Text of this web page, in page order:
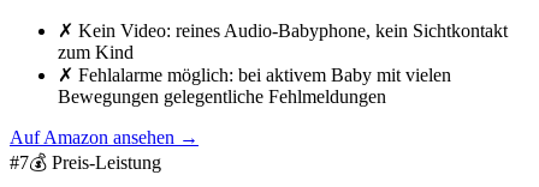
✗ Kein Video: reines Audio-Babyphone, kein Sichtkontakt
zum Kind
✗ Fehlalarme möglich: bei aktivem Baby mit vielen
Bewegungen gelegentliche Fehlmeldungen
Auf Amazon ansehen →
#7💰 Preis-Leistung